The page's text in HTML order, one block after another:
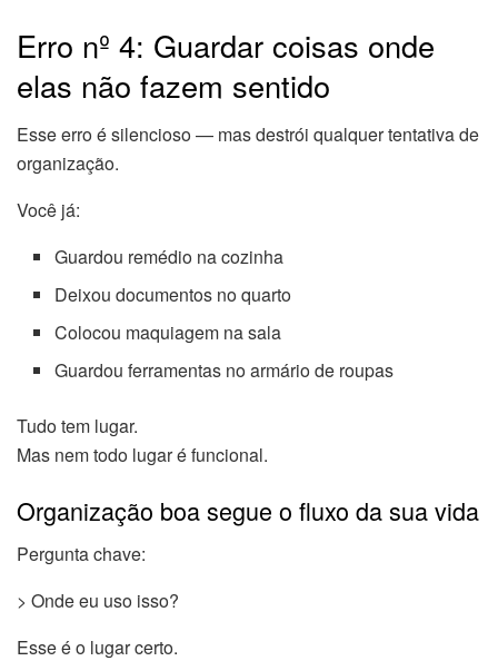
Erro nº 4: Guardar coisas onde
elas não fazem sentido
Esse erro é silencioso — mas destrói qualquer tentativa de
organização.
Você já:
Guardou remédio na cozinha
Deixou documentos no quarto
Colocou maquiagem na sala
Guardou ferramentas no armário de roupas
Tudo tem lugar.
Mas nem todo lugar é funcional.
Organização boa segue o fluxo da sua vida
Pergunta chave:
> Onde eu uso isso?
Esse é o lugar certo.